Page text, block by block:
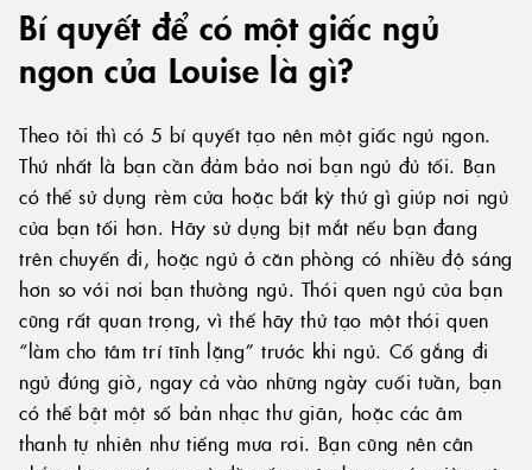
Bí quyết để có một giấc ngủ
ngon của Louise là gì?
Theo tôi thì có 5 bí quyết tạo nên một giấc ngủ ngon.
Thứ nhất là bạn cần đảm bảo nơi bạn ngủ đủ tối. Bạn
có thể sử dụng rèm cửa hoặc bất kỳ thứ gì giúp nơi ngủ
của bạn tối hơn. Hãy sử dụng bịt mắt nếu bạn đang
trên chuyến đi, hoặc ngủ ở căn phòng có nhiều độ sáng
hơn so với nơi bạn thường ngủ. Thói quen ngủ của bạn
cũng rất quan trọng, vì thế hãy thử tạo một thói quen
“làm cho tâm trí tĩnh lặng” trước khi ngủ. Cố gắng đi
ngủ đúng giờ, ngay cả vào những ngày cuối tuần, bạn
có thể bật một số bản nhạc thư giãn, hoặc các âm
thanh tự nhiên như tiếng mưa rơi. Bạn cũng nên cân